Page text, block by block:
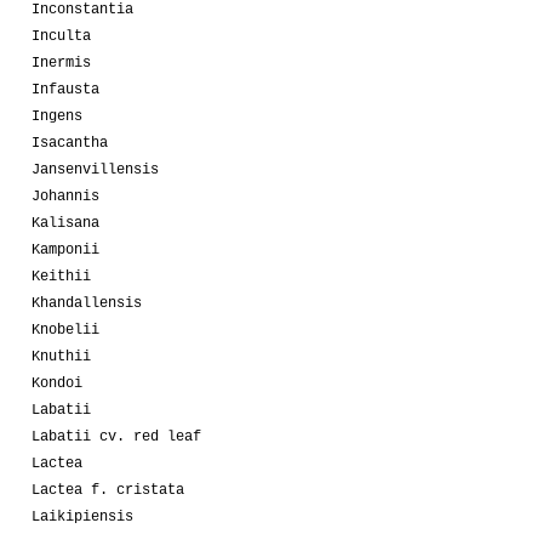
Inconstantia
Inculta
Inermis
Infausta
Ingens
Isacantha
Jansenvillensis
Johannis
Kalisana
Kamponii
Keithii
Khandallensis
Knobelii
Knuthii
Kondoi
Labatii
Labatii cv. red leaf
Lactea
Lactea f. cristata
Laikipiensis